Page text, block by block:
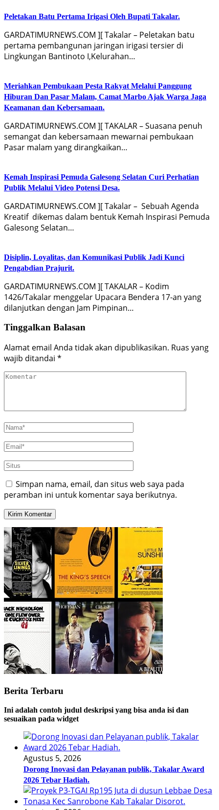
Peletakan Batu Pertama Irigasi Oleh Bupati Takalar.
GARDATIMURNEWS.COM ][ Takalar – Peletakan batu
pertama pembangunan jaringan irigasi tersier di
Lingkungan Bantinoto I,Kelurahan…
Meriahkan Pembukaan Pesta Rakyat Melalui Panggung
Hiburan Dan Pasar Malam, Camat Marbo Ajak Warga Jaga
Keamanan dan Kebersamaan.
GARDATIMURNEWS.COM ][ TAKALAR – Suasana penuh
semangat dan kebersamaan mewarnai pembukaan
Pasar malam yang dirangkaikan…
Kemah Inspirasi Pemuda Galesong Selatan Curi Perhatian
Publik Melalui Video Potensi Desa.
GARDATIMURNEWS.COM ][ Takalar – Sebuah Agenda
Kreatif dikemas dalam bentuk Kemah Inspirasi Pemuda
Galesong Selatan…
Disiplin, Loyalitas, dan Komunikasi Publik Jadi Kunci
Pengabdian Prajurit.
GARDATIMURNEWS.COM ][ TAKALAR – Kodim
1426/Takalar menggelar Upacara Bendera 17-an yang
dilanjutkan dengan Jam Pimpinan…
Tinggalkan Balasan
Alamat email Anda tidak akan dipublikasikan. Ruas yang
wajib ditandai *
Simpan nama, email, dan situs web saya pada
peramban ini untuk komentar saya berikutnya.
Berita Terbaru
Ini adalah contoh judul deskripsi yang bisa anda isi dan
sesuaikan pada widget
Agustus 5, 2026
Dorong Inovasi dan Pelayanan publik, Takalar Award
2026 Tebar Hadiah.